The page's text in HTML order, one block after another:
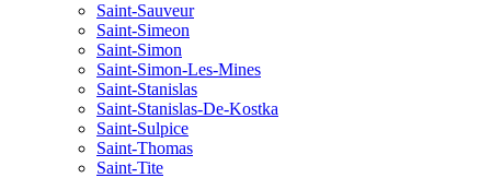
Saint-Sauveur
Saint-Simeon
Saint-Simon
Saint-Simon-Les-Mines
Saint-Stanislas
Saint-Stanislas-De-Kostka
Saint-Sulpice
Saint-Thomas
Saint-Tite